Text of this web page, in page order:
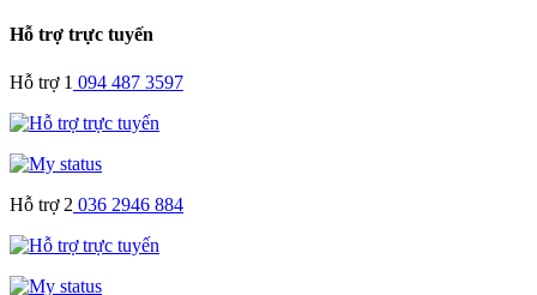
Hỗ trợ trực tuyến
Hỗ trợ 1 094 487 3597
Hỗ trợ 2 036 2946 884